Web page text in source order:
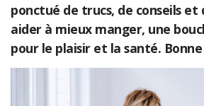
ponctué de trucs, de conseils et
aider à mieux manger, une
pour le plaisir et la santé.